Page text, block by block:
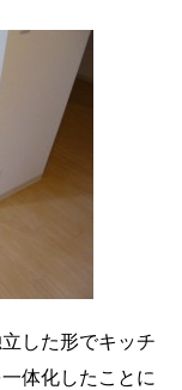
した形でキッチ
体化したことに